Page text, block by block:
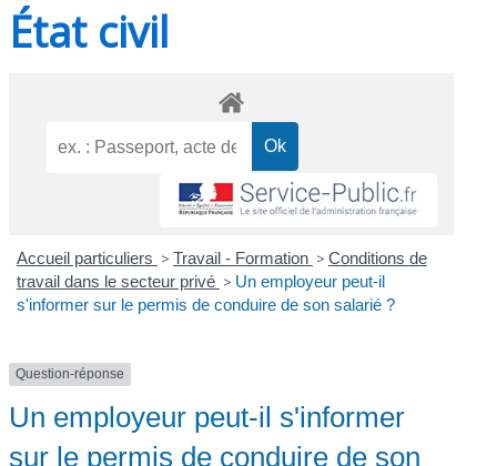
État civil
Accueil particuliers > Travail - Formation > Conditions de
travail dans le secteur privé > Un employeur peut-il
s'informer sur le permis de conduire de son salarié ?
Question-réponse
Un employeur peut-il s'informer
sur le permis de conduire de son